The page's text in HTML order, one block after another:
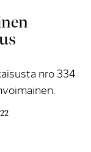
nro 334
LinkedInviestinä